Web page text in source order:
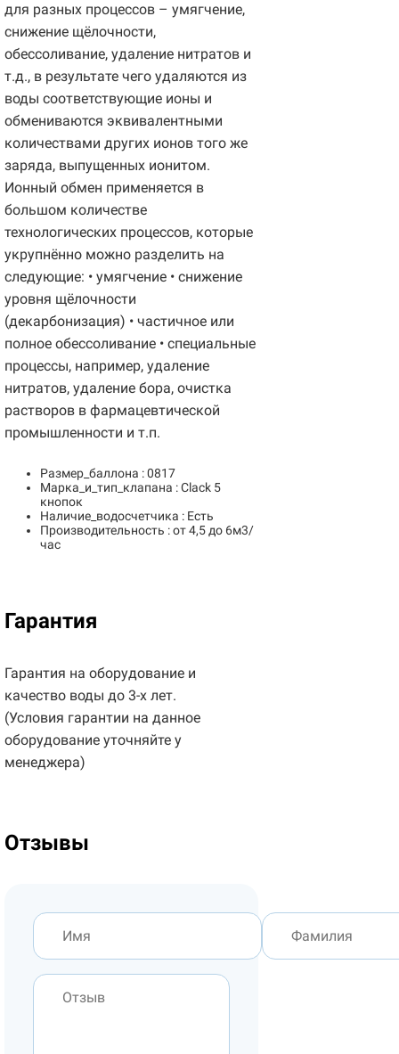
для разных процессов – умягчение,
снижение щёлочности,
обессоливание, удаление нитратов и
т.д., в результате чего удаляются из
воды соответствующие ионы и
обмениваются эквивалентными
количествами других ионов того же
заряда, выпущенных ионитом.
Ионный обмен применяется в
большом количестве
технологических процессов, которые
укрупнённо можно разделить на
следующие: • умягчение • снижение
уровня щёлочности
(декарбонизация) • частичное или
полное обессоливание • специальные
процессы, например, удаление
нитратов, удаление бора, очистка
растворов в фармацевтической
промышленности и т.п.
Размер_баллона : 0817
Марка_и_тип_клапана : Clack 5
кнопок
Наличие_водосчетчика : Есть
Производительность : от 4,5 до 6м3/
час
Гарантия
Гарантия на оборудование и
качество воды до 3-х лет.
(Условия гарантии на данное
оборудование уточняйте у
менеджера)
Отзывы